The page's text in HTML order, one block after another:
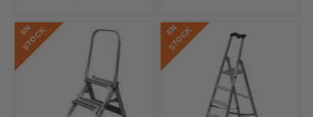
E
N
S
T
O
C
K E
N
S
T
O
C
K